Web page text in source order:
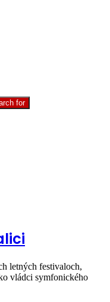
for
letných festivaloch,
vládci symfonického